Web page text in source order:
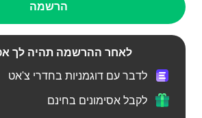
הרשמה
לאחר ההרשמה תהיה לך
לדבר עם דוגמניות בחדרי צ'אט
לקבל אסימונים בחינם